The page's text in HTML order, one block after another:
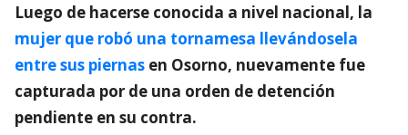
Luego de hacerse conocida a nivel nacional, la
mujer que robó una tornamesa llevándosela
entre sus piernas en Osorno, nuevamente fue
capturada por de una orden de detención
pendiente en su contra.